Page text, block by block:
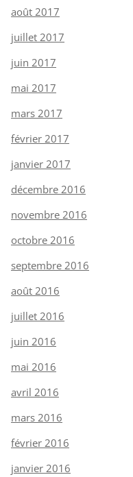
août 2017
juillet 2017
juin 2017
mai 2017
mars 2017
février 2017
janvier 2017
décembre 2016
novembre 2016
octobre 2016
septembre 2016
août 2016
juillet 2016
juin 2016
mai 2016
avril 2016
mars 2016
février 2016
janvier 2016